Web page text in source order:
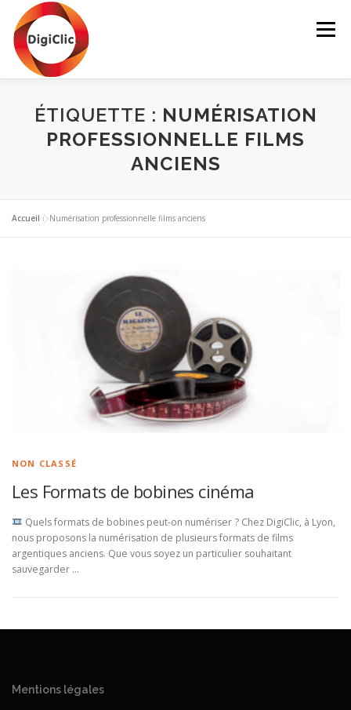
contenu
Menu
NOS SERVICES NUMÉRISATION MON PANIER
NOS PRODUITS
BLOG
ÉTIQUETTE : NUMÉRISATION
PROFESSIONNELLE FILMS
ANCIENS
Accueil »Numérisation professionnelle films anciens
NON CLASSÉ
Les Formats de bobines cinéma
Quels formats de bobines peut-on numériser ? Chez DigiClic, à Lyon,
nous proposons la numérisation de plusieurs formats de films
argentiques anciens. Que vous soyez un particulier souhaitant
sauvegarder …
Mentions légales